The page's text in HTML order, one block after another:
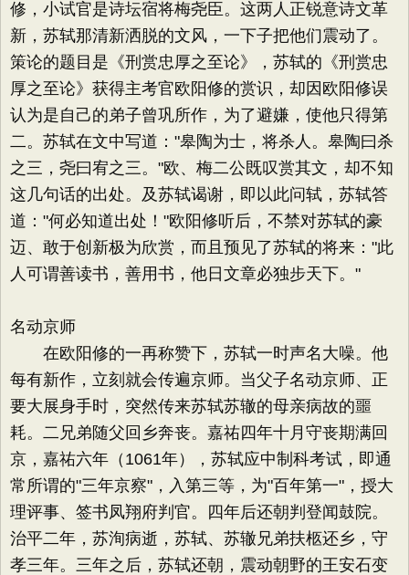
修，小试官是诗坛宿将梅尧臣。这两人正锐意诗文革
新，苏轼那清新洒脱的文风，一下子把他们震动了。
策论的题目是《刑赏忠厚之至论》，苏轼的《刑赏忠
厚之至论》获得主考官欧阳修的赏识，却因欧阳修误
认为是自己的弟子曾巩所作，为了避嫌，使他只得第
二。苏轼在文中写道："皋陶为士，将杀人。皋陶曰杀
之三，尧曰宥之三。"欧、梅二公既叹赏其文，却不知
这几句话的出处。及苏轼谒谢，即以此问轼，苏轼答
道："何必知道出处！"欧阳修听后，不禁对苏轼的豪
迈、敢于创新极为欣赏，而且预见了苏轼的将来："此
人可谓善读书，善用书，他日文章必独步天下。"
名动京师
在欧阳修的一再称赞下，苏轼一时声名大噪。他
每有新作，立刻就会传遍京师。当父子名动京师、正
要大展身手时，突然传来苏轼苏辙的母亲病故的噩
耗。二兄弟随父回乡奔丧。嘉祐四年十月守丧期满回
京，嘉祐六年（1061年），苏轼应中制科考试，即通
常所谓的"三年京察"，入第三等，为"百年第一"，授大
理评事、签书凤翔府判官。四年后还朝判登闻鼓院。
治平二年，苏洵病逝，苏轼、苏辙兄弟扶柩还乡，守
孝三年。三年之后，苏轼还朝，震动朝野的王安石变